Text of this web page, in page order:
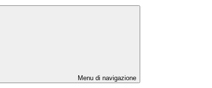
Menu di navigazione